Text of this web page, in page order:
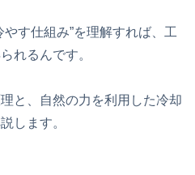
す仕組み”を理解すれば、工
れるんです。
と、自然の力を利用した冷却
します。